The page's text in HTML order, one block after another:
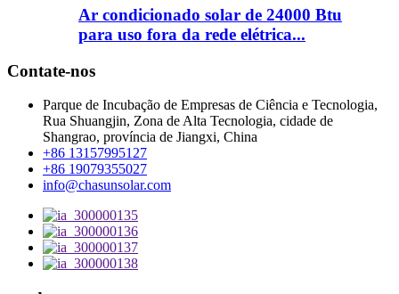
Ar condicionado solar de 24000 Btu
para uso fora da rede elétrica...
Contate-nos
Parque de Incubação de Empresas de Ciência e Tecnologia,
Rua Shuangjin, Zona de Alta Tecnologia, cidade de
Shangrao, província de Jiangxi, China
+86 13157995127
+86 19079355027
info@chasunsolar.com